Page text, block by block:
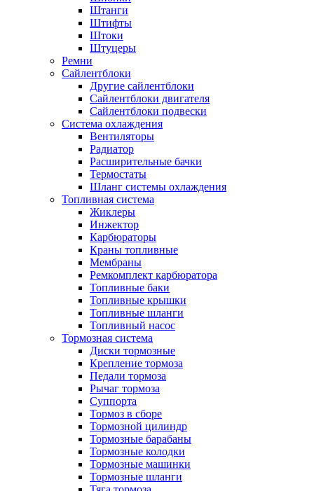
Штанги
Штифты
Штоки
Штуцеры
Ремни
Сайлентблоки
Другие сайлентблоки
Сайлентблоки двигателя
Сайлентблоки подвески
Система охлаждения
Вентиляторы
Радиатор
Расширительные бачки
Термостаты
Шланг системы охлаждения
Топливная система
Жиклеры
Инжектор
Карбюраторы
Краны топливные
Мембраны
Ремкомплект карбюратора
Топливные баки
Топливные крышки
Топливные шланги
Топливный насос
Тормозная система
Диски тормозные
Крепление тормоза
Педали тормоза
Рычаг тормоза
Суппорта
Тормоз в сборе
Тормозной цилиндр
Тормозные барабаны
Тормозные колодки
Тормозные машинки
Тормозные шланги